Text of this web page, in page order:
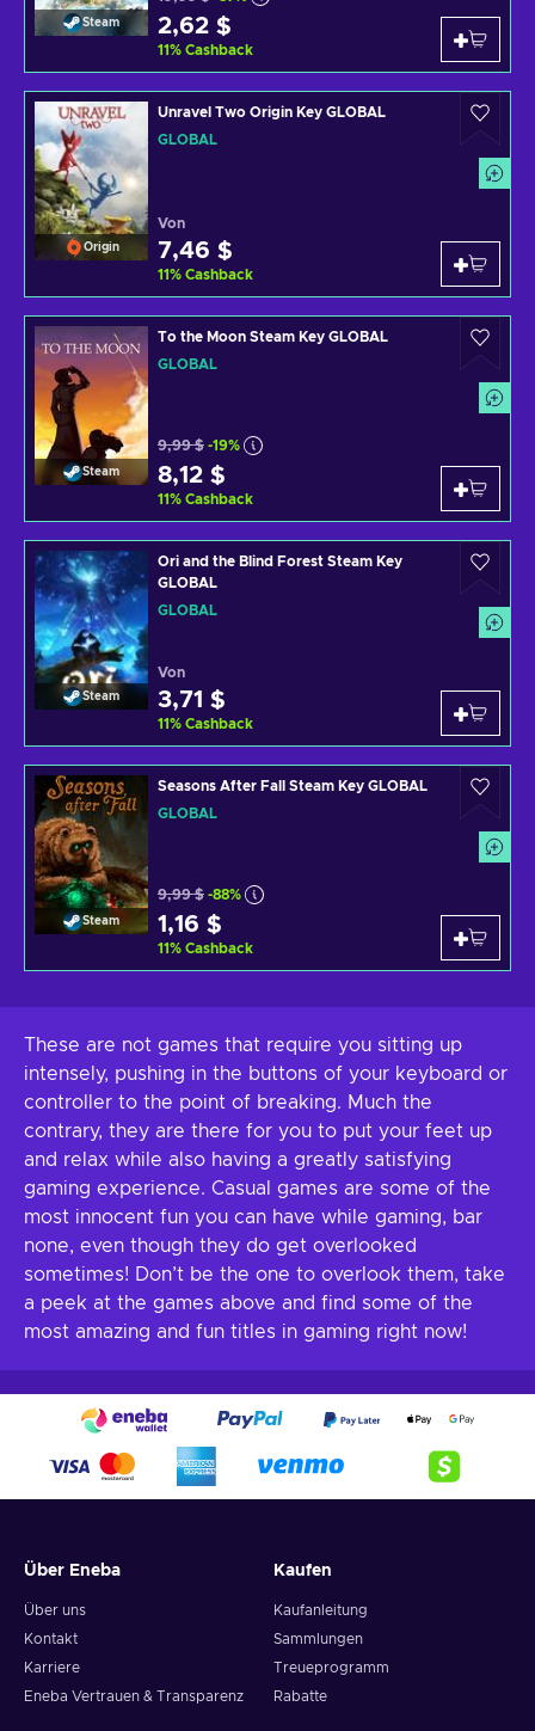
Steam 2,62 $
11% Cashback
Origin
Unravel Two Origin Key GLOBAL
GLOBAL
Von
7,46 $
11% Cashback
Steam
To the Moon Steam Key GLOBAL
GLOBAL
9,99 $ -19%
8,12 $
11% Cashback
Steam
Ori and the Blind Forest Steam Key
GLOBAL
GLOBAL
Von
3,71 $
11% Cashback
Steam
Seasons After Fall Steam Key GLOBAL
GLOBAL
9,99 $ -88%
1,16 $
11% Cashback
These are not games that require you sitting up
intensely, pushing in the buttons of your keyboard or
controller to the point of breaking. Much the
contrary, they are there for you to put your feet up
and relax while also having a greatly satisfying
gaming experience. Casual games are some of the
most innocent fun you can have while gaming, bar
none, even though they do get overlooked
sometimes! Don’t be the one to overlook them, take
a peek at the games above and find some of the
most amazing and fun titles in gaming right now!
Über Eneba
Über uns
Kontakt
Karriere
Eneba Vertrauen & Transparenz
Kaufen
Kaufanleitung
Sammlungen
Treueprogramm
Rabatte